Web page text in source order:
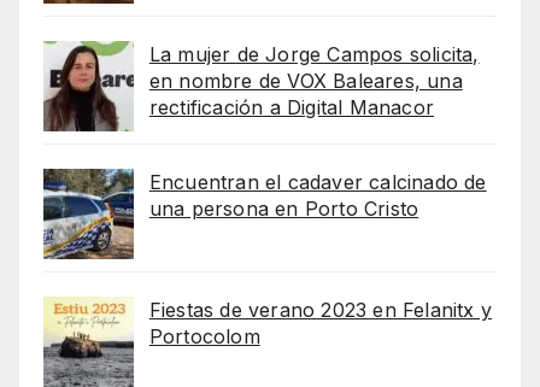
La mujer de Jorge Campos solicita,
en nombre de VOX Baleares, una
rectificación a Digital Manacor
Encuentran el cadaver calcinado de
una persona en Porto Cristo
Fiestas de verano 2023 en Felanitx y
Portocolom